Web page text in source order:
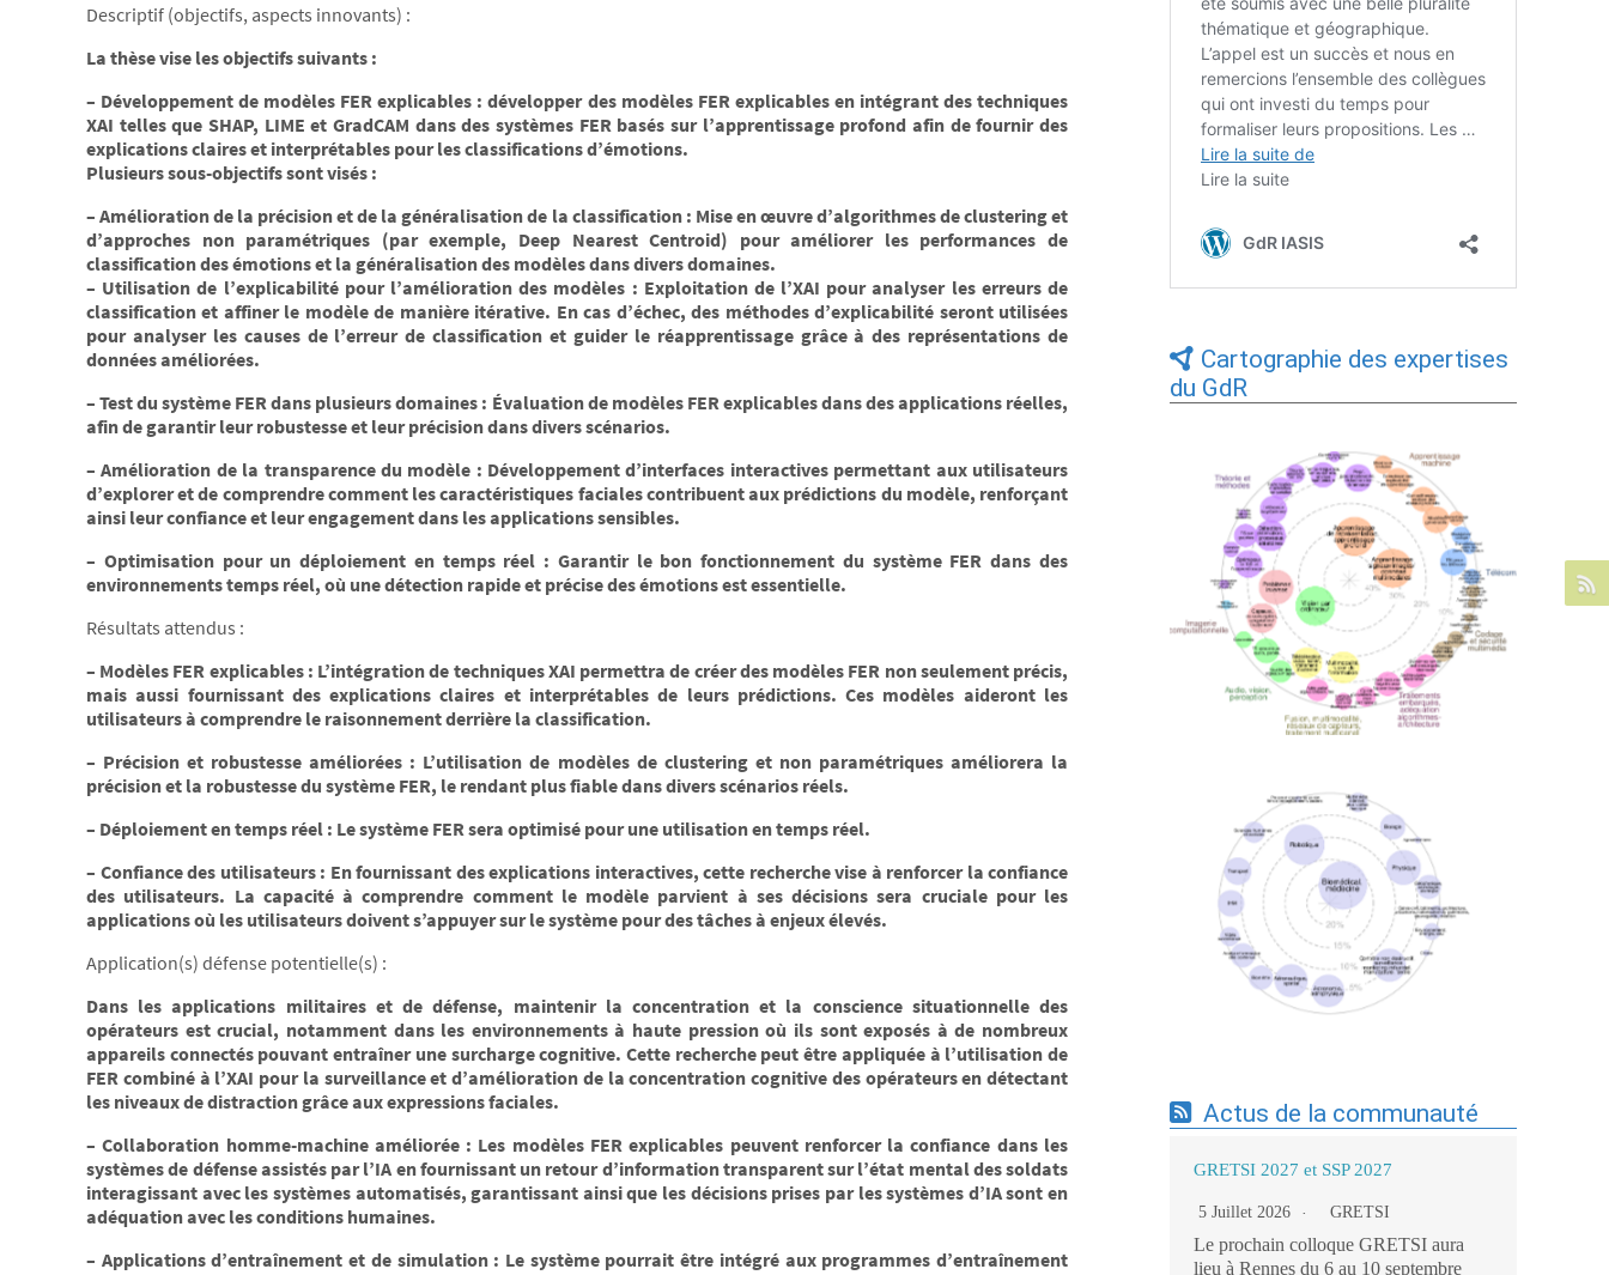
Descriptif (objectifs, aspects innovants) :
La thèse vise les objectifs suivants :
– Développement de modèles FER explicables : développer des modèles FER explicables en intégrant des techniques
XAI telles que SHAP, LIME et GradCAM dans des systèmes FER basés sur l’apprentissage profond afin de fournir des
explications claires et interprétables pour les classifications d’émotions.
Plusieurs sous-objectifs sont visés :
– Amélioration de la précision et de la généralisation de la classification : Mise en œuvre d’algorithmes de clustering et
d’approches non paramétriques (par exemple, Deep Nearest Centroid) pour améliorer les performances de
classification des émotions et la généralisation des modèles dans divers domaines.
– Utilisation de l’explicabilité pour l’amélioration des modèles : Exploitation de l’XAI pour analyser les erreurs de
classification et affiner le modèle de manière itérative. En cas d’échec, des méthodes d’explicabilité seront utilisées
pour analyser les causes de l’erreur de classification et guider le réapprentissage grâce à des représentations de
données améliorées.
– Test du système FER dans plusieurs domaines : Évaluation de modèles FER explicables dans des applications réelles,
afin de garantir leur robustesse et leur précision dans divers scénarios.
– Amélioration de la transparence du modèle : Développement d’interfaces interactives permettant aux utilisateurs
d’explorer et de comprendre comment les caractéristiques faciales contribuent aux prédictions du modèle, renforçant
ainsi leur confiance et leur engagement dans les applications sensibles.
– Optimisation pour un déploiement en temps réel : Garantir le bon fonctionnement du système FER dans des
environnements temps réel, où une détection rapide et précise des émotions est essentielle.
Résultats attendus :
– Modèles FER explicables : L’intégration de techniques XAI permettra de créer des modèles FER non seulement précis,
mais aussi fournissant des explications claires et interprétables de leurs prédictions. Ces modèles aideront les
utilisateurs à comprendre le raisonnement derrière la classification.
– Précision et robustesse améliorées : L’utilisation de modèles de clustering et non paramétriques améliorera la
précision et la robustesse du système FER, le rendant plus fiable dans divers scénarios réels.
– Déploiement en temps réel : Le système FER sera optimisé pour une utilisation en temps réel.
– Confiance des utilisateurs : En fournissant des explications interactives, cette recherche vise à renforcer la confiance
des utilisateurs. La capacité à comprendre comment le modèle parvient à ses décisions sera cruciale pour les
applications où les utilisateurs doivent s’appuyer sur le système pour des tâches à enjeux élevés.
Application(s) défense potentielle(s) :
Dans les applications militaires et de défense, maintenir la concentration et la conscience situationnelle des
opérateurs est crucial, notamment dans les environnements à haute pression où ils sont exposés à de nombreux
appareils connectés pouvant entraîner une surcharge cognitive. Cette recherche peut être appliquée à l’utilisation de
FER combiné à l’XAI pour la surveillance et d’amélioration de la concentration cognitive des opérateurs en détectant
les niveaux de distraction grâce aux expressions faciales.
– Collaboration homme-machine améliorée : Les modèles FER explicables peuvent renforcer la confiance dans les
systèmes de défense assistés par l’IA en fournissant un retour d’information transparent sur l’état mental des soldats
interagissant avec les systèmes automatisés, garantissant ainsi que les décisions prises par les systèmes d’IA sont en
adéquation avec les conditions humaines.
– Applications d’entraînement et de simulation : Le système pourrait être intégré aux programmes d’entraînement
Cartographie des expertises
du GdR
Expertises du GdR - cartographie par Axes
- 19/09/2025
Expertises du GdR - cartographie par mots-
clés applicatifs - 19/09/2025
Actus de la communauté
GRETSI 2027 et SSP 2027
5 Juillet 2026 GRETSI
Le prochain colloque GRETSI aura
lieu à Rennes du 6 au 10 septembre